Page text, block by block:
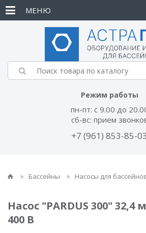
Режим работы
пн-пт: с 9.00 до
сб-вс: прием
+7 (961) 853-85-03
МЕНЮ
Бассейны Насосы для
Насос "PARDUS 300" 32,4
400 В